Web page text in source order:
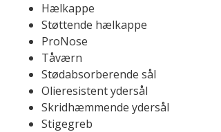
Hælkappe
Støttende hælkappe
ProNose
Tåværn
Stødabsorberende sål
Olieresistent ydersål
Skridhæmmende ydersål
Stigegreb